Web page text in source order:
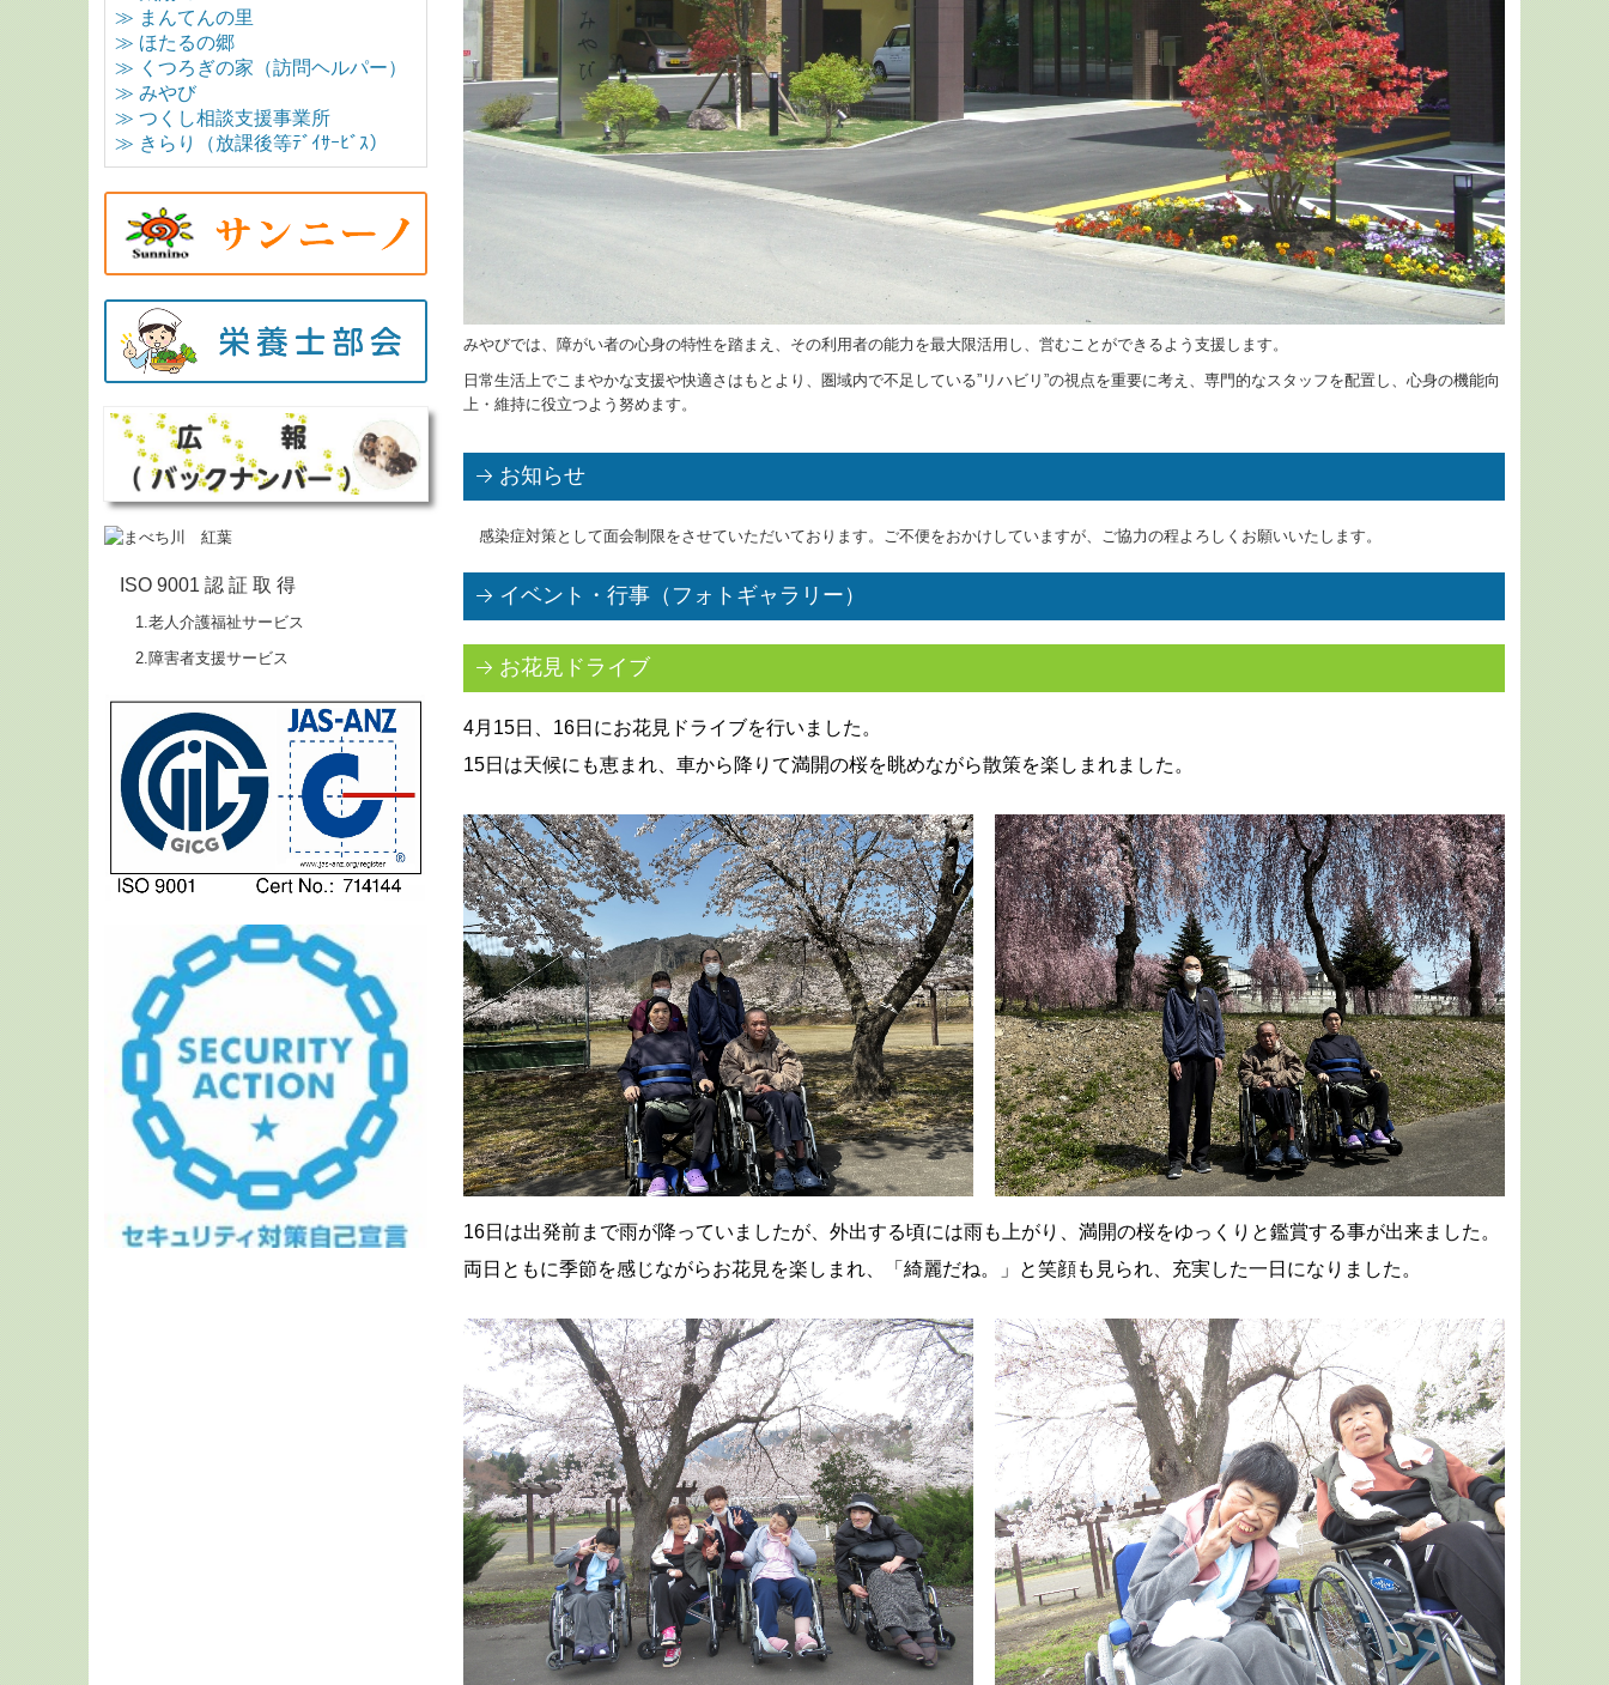
≫ まんてんの里
≫ ほたるの郷
≫ くつろぎの家（訪問ヘルパー）
≫ みやび
≫ つくし相談支援事業所
≫ きらり（放課後等ﾃﾞｲｻｰﾋﾞｽ）
ISO 9001 認 証 取 得
1.老人介護福祉サービス
2.障害者支援サービス
みやびでは、障がい者の心身の特性を踏まえ、その利用者の能力を最大限活用し、営むことができるよう支援します。
日常生活上でこまやかな支援や快適さはもとより、圏域内で不足している”リハビリ”の視点を重要に考え、専門的なスタッフを配置し、心身の機能向
上・維持に役立つよう努めます。
お知らせ
感染症対策として面会制限をさせていただいております。ご不便をおかけしていますが、ご協力の程よろしくお願いいたします。
イベント・行事（フォトギャラリー）
お花見ドライブ
4月15日、16日にお花見ドライブを行いました。
15日は天候にも恵まれ、車から降りて満開の桜を眺めながら散策を楽しまれました。
16日は出発前まで雨が降っていましたが、外出する頃には雨も上がり、満開の桜をゆっくりと鑑賞する事が出来ました。
両日ともに季節を感じながらお花見を楽しまれ、「綺麗だね。」と笑顔も見られ、充実した一日になりました。